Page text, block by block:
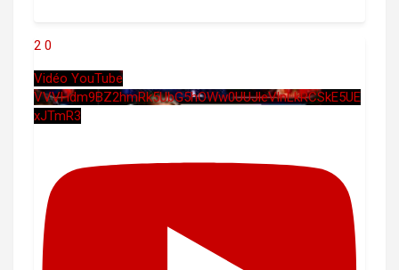
2 0
Vidéo YouTube
VVVHdm9BZ2hmRk5UbG5hOWw0UUJleVlnLkRCSkE5UE
xJTmR3